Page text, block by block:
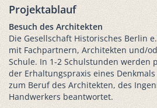
Projektablauf
Besuch des Architekten
Die Gesellschaft Historisches Berlin
mit Fachpartnern, Architekten und/
Schule. In 1-2 Schulstunden werden
der Erhaltungspraxis eines
zum Beruf des Architekten, des
Handwerkers beantwortet.